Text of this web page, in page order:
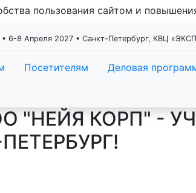
пользования сайтом и
• 6-8 Апреля 2027 • Санкт-Петербург, КВЦ
Посетителям Деловая
"НЕЙЯ КОРП" -